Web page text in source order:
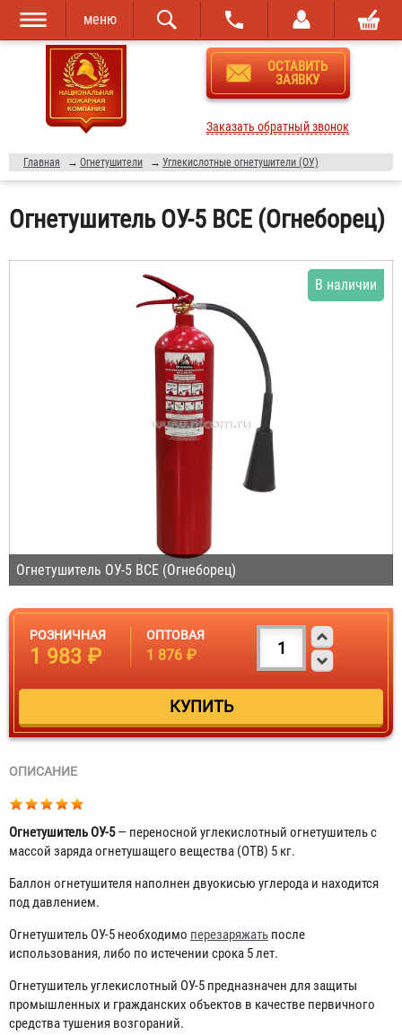
Перейти к
основному
содержанию
Skip to
navigation
меню
ОСТАВИТЬ
ЗАЯВКУ
Заказать обратный звонок
Главная → Огнетушители → Углекислотные огнетушители (ОУ)
Огнетушитель ОУ-5 BCE (Огнеборец)
Огнетушитель ОУ-5 BCE (Огнеборец)
В наличии
РОЗНИЧНАЯ
1 983 ₽
ОПТОВАЯ
1 876 ₽
ОПИСАНИЕ
Огнетушитель ОУ-5— переносной углекислотный огнетушитель с
массой заряда огнетушащего вещества (ОТВ) 5 кг.
Баллон огнетушителя наполнен двуокисью углерода и находится
под давлением.
Огнетушитель ОУ-5 необходимо перезаряжать после
использования, либо по истечении срока 5 лет.
Огнетушитель углекислотный ОУ-5 предназначен для защиты
промышленных и гражданских объектов в качестве первичного
средства тушения возгораний.